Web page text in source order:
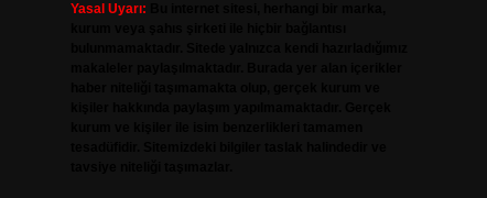
Yasal Uyarı: